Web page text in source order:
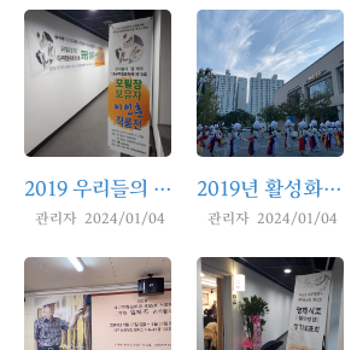
2019 우리들의 얼 레리 - <모필장> 보유자 이인훈 작품전&체험
관리자 2024/01/04
2019년 활성화사업 우리들의 얼 레리 -욱수농악 체험 및 공연
관리자 2024/01/04